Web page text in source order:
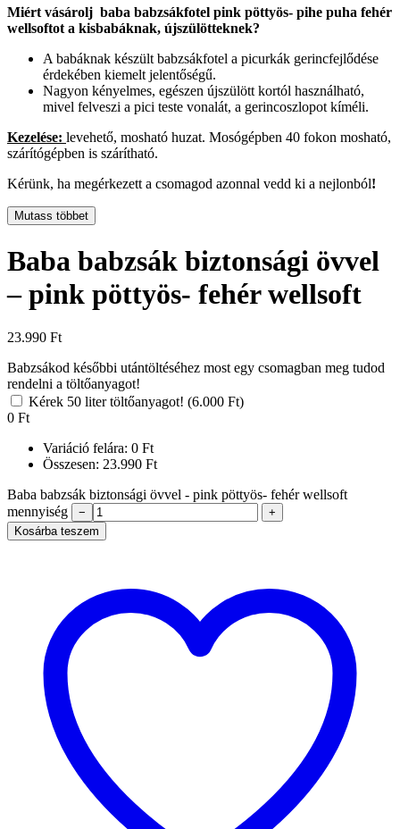
Miért vásárolj baba babzsákfotel pink pöttyös- pihe puha fehér
wellsoftot a kisbabáknak, újszülötteknek?
A babáknak készült babzsákfotel a picurkák gerincfejlődése
érdekében kiemelt jelentőségű.
Nagyon kényelmes, egészen újszülött kortól használható,
mivel felveszi a pici teste vonalát, a gerincoszlopot kíméli.
Kezelése: levehető, mosható huzat. Mosógépben 40 fokon mosható,
szárítógépben is szárítható.
Kérünk, ha megérkezett a csomagod azonnal vedd ki a nejlonból!
Mutass többet
Baba babzsák biztonsági övvel
– pink pöttyös- fehér wellsoft
23.990 Ft
Babzsákod későbbi utántöltéséhez most egy csomagban meg tudod
rendelni a töltőanyagot!
Kérek 50 liter töltőanyagot! (6.000 Ft)
0 Ft
Variáció felára: 0 Ft
Összesen: 23.990 Ft
Baba babzsák biztonsági övvel - pink pöttyös- fehér wellsoft
mennyiség
−
+
Kosárba teszem